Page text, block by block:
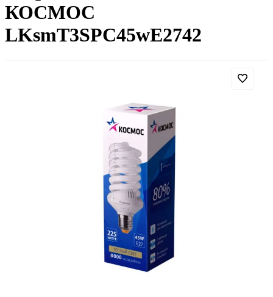
КОСМОС
LKsmT3SPC45wE2742